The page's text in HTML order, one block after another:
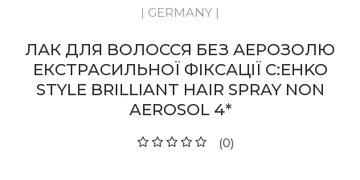
| GERMANY |
ЛАК ДЛЯ ВОЛОССЯ БЕЗ АЕРОЗОЛЮ
ЕКСТРАСИЛЬНОЇ ФІКСАЦІЇ C:EHKO
STYLE BRILLIANT HAIR SPRAY NON
AEROSOL 4*
(0)